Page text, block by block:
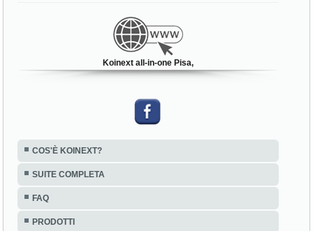
Koinext all-in-one Pisa,
COS'È KOINEXT?
SUITE COMPLETA
FAQ
PRODOTTI